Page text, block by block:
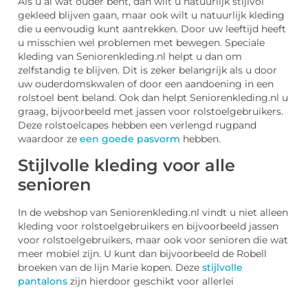
gekleed blijven gaan, maar ook wilt u natuurlijk kleding
die u eenvoudig kunt aantrekken. Door uw leeftijd heeft
u misschien wel problemen met bewegen. Speciale
kleding van Seniorenkleding.nl helpt u dan om
zelfstandig te blijven. Dit is zeker belangrijk als u door
uw ouderdomskwalen of door een aandoening in een
rolstoel bent beland. Ook dan helpt Seniorenkleding.nl u
graag, bijvoorbeeld met jassen voor rolstoelgebruikers.
Deze rolstoelcapes hebben een verlengd rugpand
waardoor ze een goede pasvorm hebben.
Stijlvolle kleding voor alle
senioren
In de webshop van Seniorenkleding.nl vindt u niet alleen
kleding voor rolstoelgebruikers en bijvoorbeeld jassen
voor rolstoelgebruikers, maar ook voor senioren die wat
meer mobiel zijn. U kunt dan bijvoorbeeld de Robell
broeken van de lijn Marie kopen. Deze stijlvolle
pantalons zijn hierdoor geschikt voor allerlei